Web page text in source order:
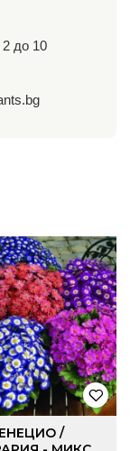
2 до 10
/